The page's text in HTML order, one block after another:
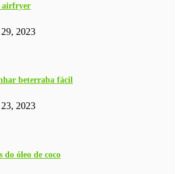
airfryer
2023
beterraba fácil
2023
do óleo de coco